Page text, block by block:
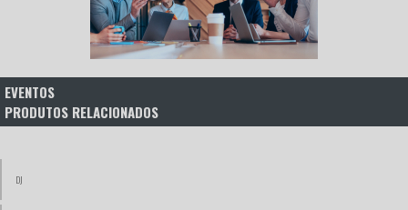
EVENTOS
PRODUTOS RELACIONADOS
DJ